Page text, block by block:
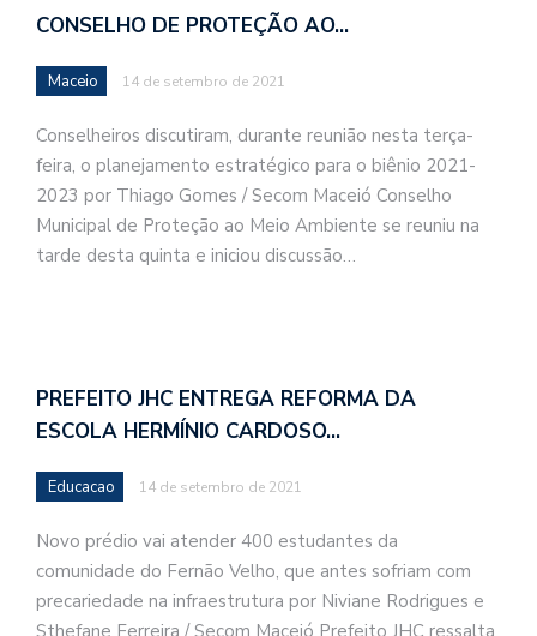
CONSELHO DE PROTEÇÃO AO…
Maceio 14 de setembro de 2021
Conselheiros discutiram, durante reunião nesta terça-
feira, o planejamento estratégico para o biênio 2021-
2023 por Thiago Gomes / Secom Maceió Conselho
Municipal de Proteção ao Meio Ambiente se reuniu na
tarde desta quinta e iniciou discussão…
PREFEITO JHC ENTREGA REFORMA DA
ESCOLA HERMÍNIO CARDOSO…
Educacao 14 de setembro de 2021
Novo prédio vai atender 400 estudantes da
comunidade do Fernão Velho, que antes sofriam com
precariedade na infraestrutura por Niviane Rodrigues e
Sthefane Ferreira / Secom Maceió Prefeito JHC ressalta